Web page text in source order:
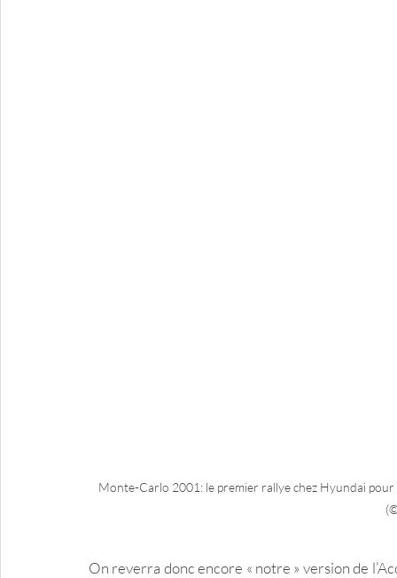
Monte-Carlo 2001: le premier rallye chez Hyundai
On reverra donc encore « notre » version de